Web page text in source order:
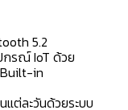
5.2
กรณ์ IoT ด้วย
in
แต่ละวันด้วยระบบ